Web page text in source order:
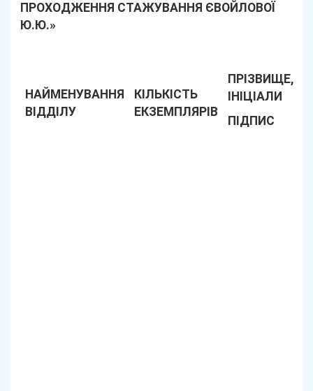
ПРОХОДЖЕННЯ СТАЖУВАННЯ ЄВОЙЛОВОЇ
Ю.Ю.»
НАЙМЕНУВАННЯ
ВІДДІЛУ
КІЛЬКІСТЬ
ЕКЗЕМПЛЯРІВ
ПРІЗВИЩЕ,
ІНІЦІАЛИ
ПІДПИС